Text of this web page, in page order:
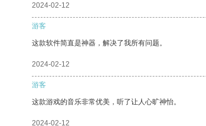
2024-02-12
游客
这款软件简直是神器，解决了我所有问题。
2024-02-12
游客
这款游戏的音乐非常优美，听了让人心旷神怡。
2024-02-12